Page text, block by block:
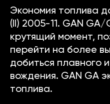
Экономия топлива
(II) 2005-11. GAN
крутящий момент,
перейти на более
добиться плавного
вождения. GAN GA
топлива.